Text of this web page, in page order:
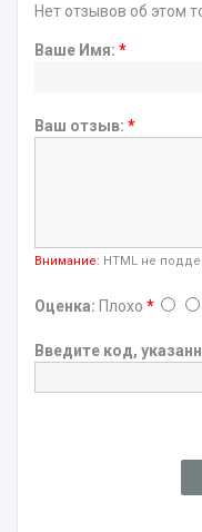
Нет отзывов об этом
Ваше Имя: *
Ваш отзыв: *
Внимание: HTML не
Оценка: Плохо *
Введите код,